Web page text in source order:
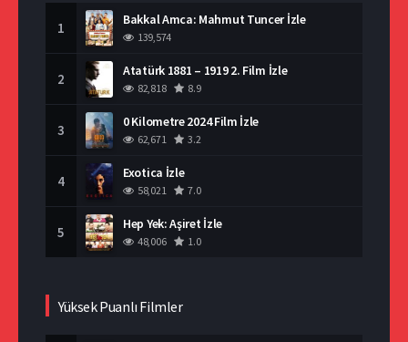
1 Bakkal Amca: Mahmut Tuncer İzle
139,574
2 Atatürk 1881 – 1919 2. Film İzle
82,818 8.9
3 0 Kilometre 2024 Film İzle
62,671 3.2
4 Exotica İzle
58,021 7.0
5 Hep Yek: Aşiret İzle
48,006 1.0
Yüksek Puanlı Filmler